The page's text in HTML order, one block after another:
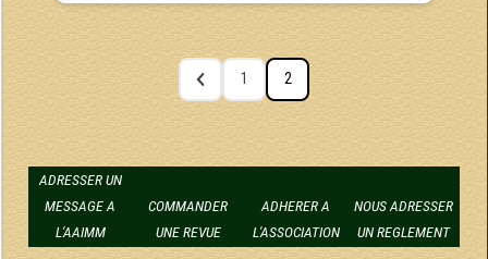
1 2
ADRESSER UN
MESSAGE A
L'AAIMM
COMMANDER
UNE REVUE
ADHERER A
L'ASSOCIATION
NOUS ADRESSER
UN REGLEMENT